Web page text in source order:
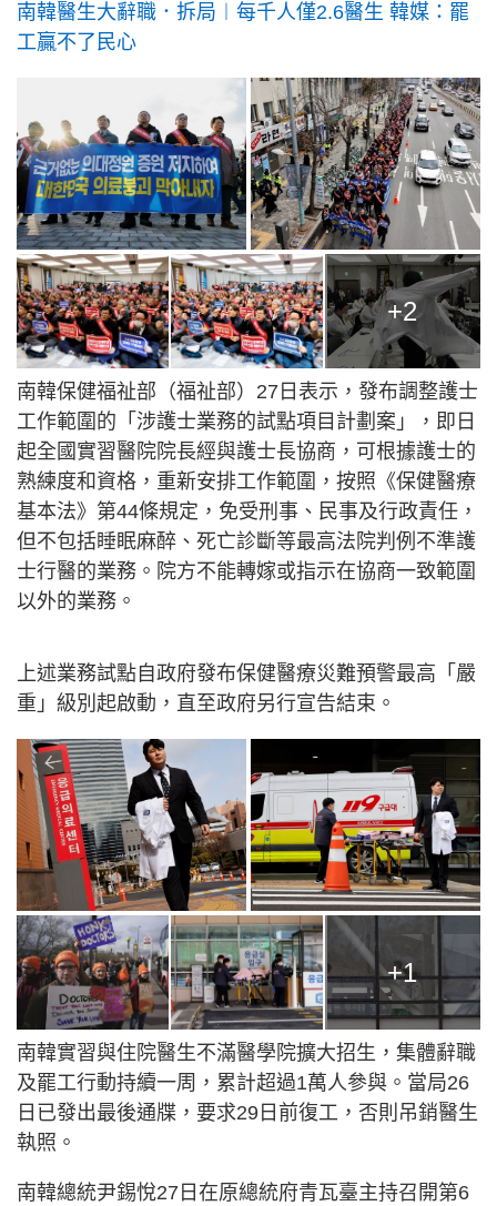
南韓醫生大辭職．拆局︱每千人僅2.6醫生 韓媒：罷
工贏不了民心
+2
南韓保健福祉部（福祉部）27日表示，發布調整護士
工作範圍的「涉護士業務的試點項目計劃案」，即日
起全國實習醫院院長經與護士長協商，可根據護士的
熟練度和資格，重新安排工作範圍，按照《保健醫療
基本法》第44條規定，免受刑事、民事及行政責任，
但不包括睡眠麻醉、死亡診斷等最高法院判例不準護
士行醫的業務。院方不能轉嫁或指示在協商一致範圍
以外的業務。
上述業務試點自政府發布保健醫療災難預警最高「嚴
重」級別起啟動，直至政府另行宣告結束。
+1
南韓實習與住院醫生不滿醫學院擴大招生，集體辭職
及罷工行動持續一周，累計超過1萬人參與。當局26
日已發出最後通牒，要求29日前復工，否則吊銷醫生
執照。
南韓總統尹錫悅27日在原總統府青瓦臺主持召開第6